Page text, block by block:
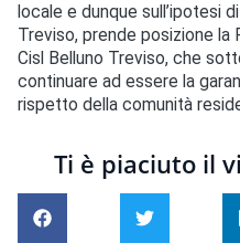
locale e dunque sull’ipotesi
Treviso, prende posizione la
Cisl Belluno Treviso, che
continuare ad essere la
rispetto della comunità
Ti è piaciuto il